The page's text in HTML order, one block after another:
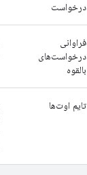
درخواست
فراوانی
درخواست‌های
بالقوه
تایم اوت‌ها